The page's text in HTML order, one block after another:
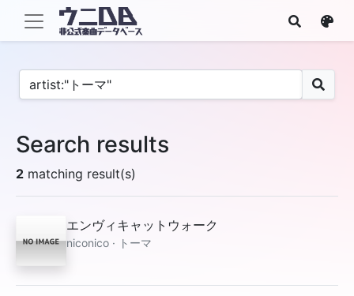
Search results
2 matching result(s)
エンヴィキャットウォーク
niconico · トーマ